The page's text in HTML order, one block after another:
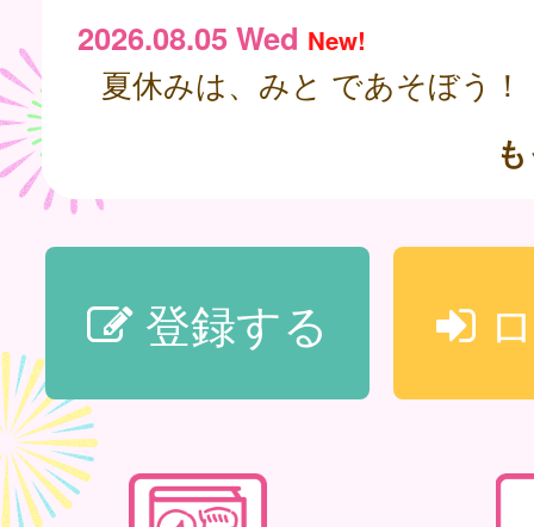
2026.08.05 Wed New!
夏休みは、みと であそぼう！
登録する